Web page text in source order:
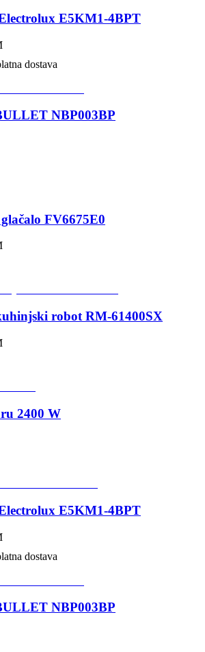
E5KM1-4BPT
dostava
NBP003BP
FV6675E0
robot RM-61400SX
2400 W
E5KM1-4BPT
dostava
NBP003BP